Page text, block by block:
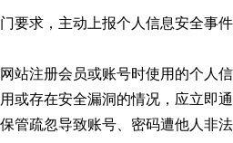
要求，主动上报个人信息安全事
站注册会员或账号时使用的个人
或存在安全漏洞的情况，应立即
管疏忽导致账号、密码遭他人非